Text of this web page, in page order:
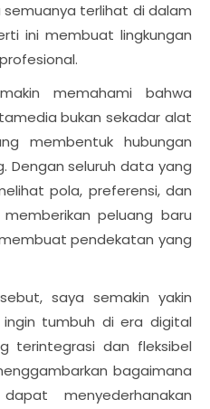
terlihat di dalam
ini membuat lingkungan
memahami bahwa
bukan sekadar alat
membentuk hubungan
Dengan seluruh data yang
pola, preferensi, dan
peluang baru
pendekatan yang
saya semakin yakin
tumbuh di era digital
terintegrasi dan fleksibel
bagaimana
menyederhanakan